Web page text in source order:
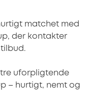
matchet med
der kontakter
uforpligtende
– hurtigt, nemt og